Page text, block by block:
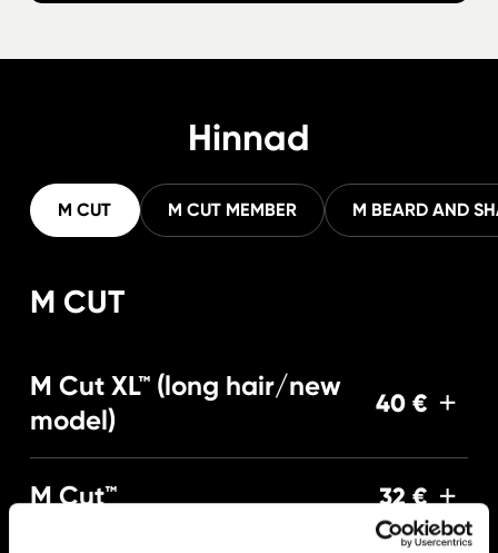
Hinnad
M CUT M CUT MEMBER M BEARD AND
M CUT
M Cut XL™ (long hair/new
model)
40 €
M Cut™ 32 €